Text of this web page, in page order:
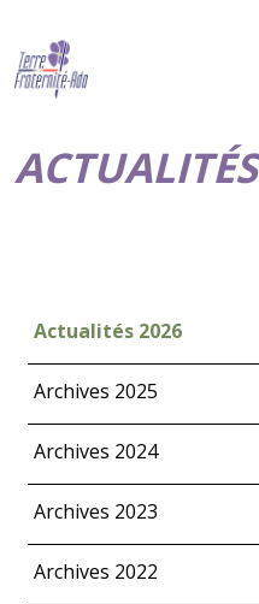
ACTUALITÉS
Actualités 2026
Archives 2025
Archives 2024
Archives 2023
Archives 2022